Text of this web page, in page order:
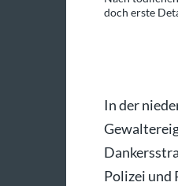
doch erste
In der
Polizei und